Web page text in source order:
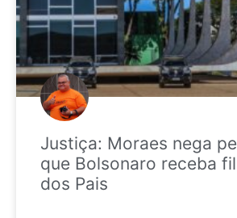
Justiça: Moraes nega
que Bolsonaro receba
dos Pais